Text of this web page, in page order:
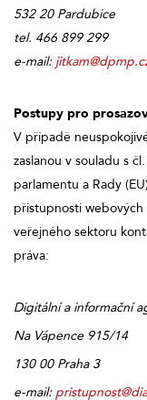
532 20 Pardubice
tel. 466 899 299
e-mail:
Postupy pro
V případě
zaslanou v souladu s
parlamentu a Rady
přístupnosti
veřejného sektoru
práva:
Digitální a informační
Na Vápence 915/14
130 00 Praha 3
e-mail: